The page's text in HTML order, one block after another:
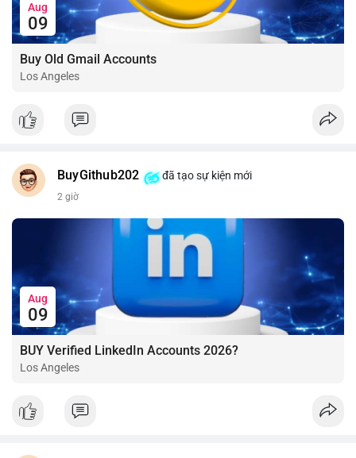
Aug
09
Buy Old Gmail Accounts
Los Angeles
BuyGithub202 đã tạo sự kiện mới
2 giờ
Aug
09
BUY Verified LinkedIn Accounts 2026?
Los Angeles